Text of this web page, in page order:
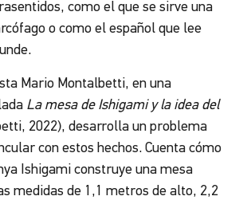
como el que se sirve una
o como el español que lee
Mario Montalbetti, en una
La mesa de Ishigami y la idea del
2022), desarrolla un problema
con estos hechos. Cuenta cómo
Ishigami construye una mesa
medidas de 1,1 metros de alto, 2,2